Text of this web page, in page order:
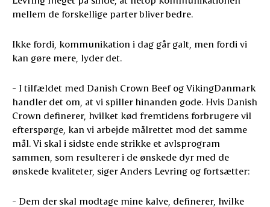
mellem de forskellige parter bliver bedre.
Ikke fordi, kommunikation i dag går galt, men fordi vi
kan gøre mere, lyder det.
- I tilfældet med Danish Crown Beef og VikingDanmark
handler det om, at vi spiller hinanden gode. Hvis Danish
Crown definerer, hvilket kød fremtidens forbrugere vil
efterspørge, kan vi arbejde målrettet mod det samme
mål. Vi skal i sidste ende strikke et avlsprogram
sammen, som resulterer i de ønskede dyr med de
ønskede kvaliteter, siger Anders Levring og fortsætter:
- Dem der skal modtage mine kalve, definerer, hvilke